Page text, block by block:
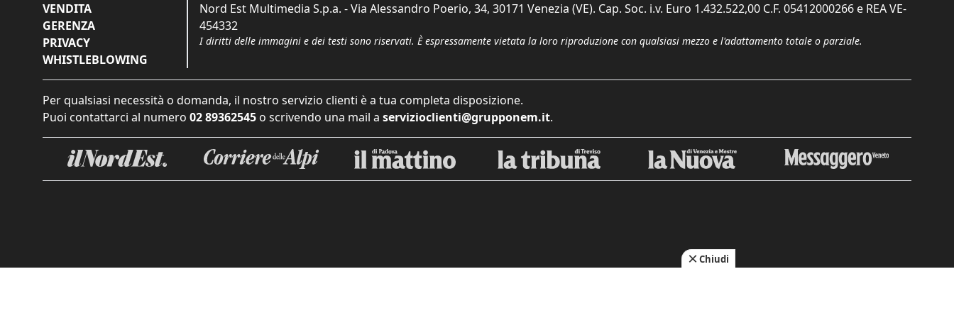
VENDITA
GERENZA
PRIVACY
WHISTLEBLOWING
Nord Est Multimedia S.p.a. - Via Alessandro Poerio, 34, 30171 Venezia (VE). Cap. Soc. i.v. Euro 1.432.522,00 C.F. 05412000266 e REA VE-
454332
I diritti delle immagini e dei testi sono riservati. È espressamente vietata la loro riproduzione con qualsiasi mezzo e l'adattamento totale o parziale.
Per qualsiasi necessità o domanda, il nostro servizio clienti è a tua completa disposizione.
Puoi contattarci al numero 02 89362545 o scrivendo una mail a servizioclienti@grupponem.it.
Chiudi